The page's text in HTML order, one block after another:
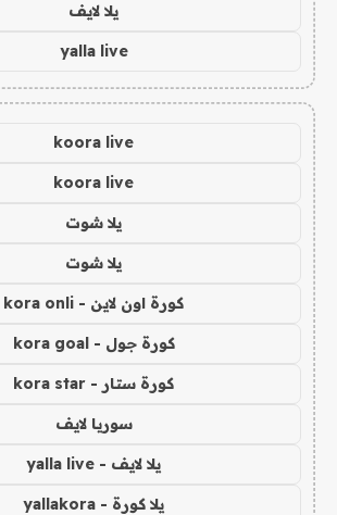
يلا لايف
yalla live
koora live
koora live
يلا شوت
يلا شوت
كورة اون لاين - kora onli
كورة جول - kora goal
كورة ستار - kora star
سوريا لايف
يلا لايف - yalla live
يلا كورة - yallakora